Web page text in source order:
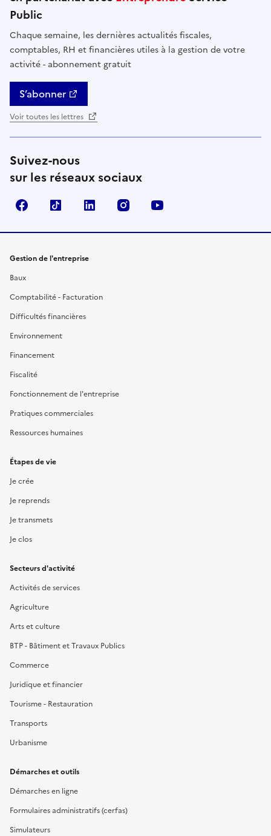
Public
Chaque semaine, les dernières actualités fiscales,
comptables, RH et financières utiles à la gestion de votre
activité - abonnement gratuit
S’abonner
Voir toutes les lettres
Suivez-nous
sur les réseaux sociaux
FacebookTikTok Linkedin Instagram
Gestion de l'entreprise
Baux
Comptabilité - Facturation
Difficultés financières
Environnement
Financement
Fiscalité
Fonctionnement de l'entreprise
Pratiques commerciales
Ressources humaines
Étapes de vie
Je crée
Je reprends
Je transmets
Je clos
Secteurs d'activité
Activités de services
Agriculture
Arts et culture
BTP - Bâtiment et Travaux Publics
Commerce
Juridique et financier
Tourisme - Restauration
Transports
Urbanisme
Démarches et outils
Démarches en ligne
Formulaires administratifs (cerfas)
Simulateurs